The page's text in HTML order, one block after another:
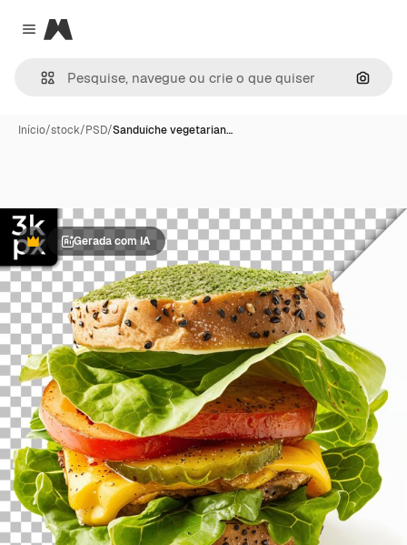
Close menu
Magnific
Início/stock/PSD/Sanduíche vegetarian…
PremiumGerada com IA